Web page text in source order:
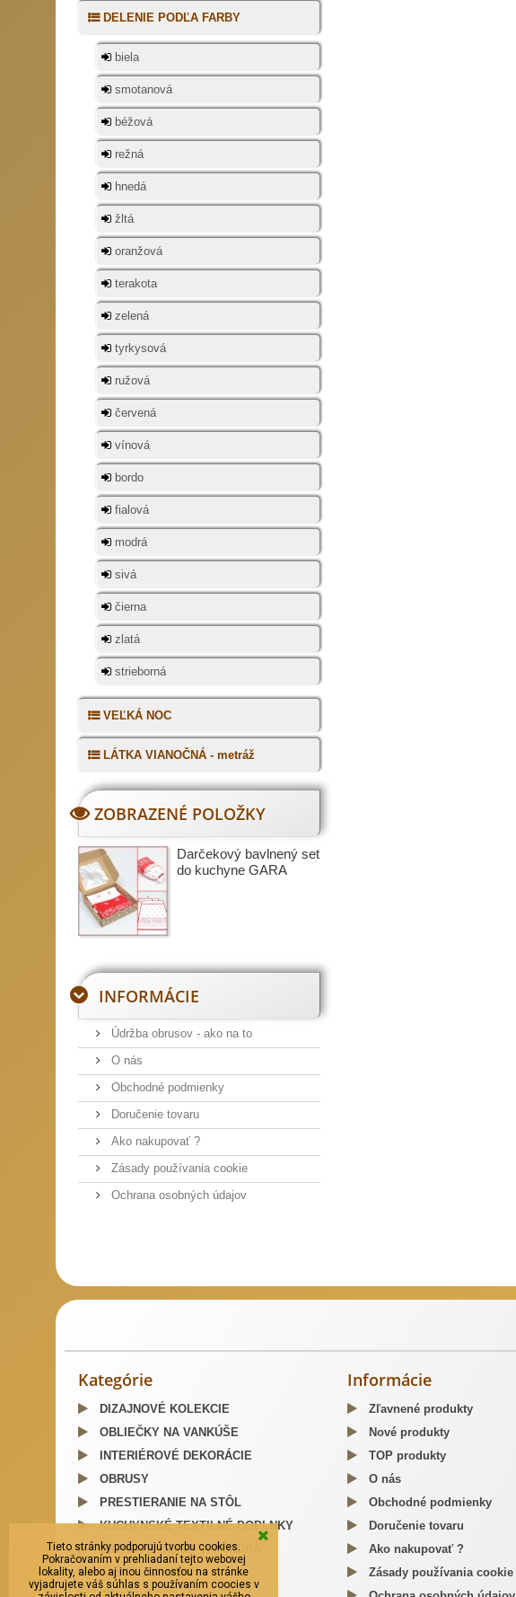
DELENIE PODĽA FARBY
biela
smotanová
béžová
režná
hnedá
žltá
oranžová
terakota
zelená
tyrkysová
ružová
červená
vínová
bordo
fialová
modrá
sivá
čierna
zlatá
strieborná
VEĽKÁ NOC
LÁTKA VIANOČNÁ - metráž
ZOBRAZENÉ POLOŽKY
Darčekový bavlnený set
do kuchyne GARA
INFORMÁCIE
Údržba obrusov - ako na to
O nás
Obchodné podmienky
Doručenie tovaru
Ako nakupovať ?
Zásady používania cookie
Ochrana osobných údajov
Kategórie
DIZAJNOVÉ KOLEKCIE
OBLIEČKY NA VANKÚŠE
INTERIÉROVÉ DEKORÁCIE
OBRUSY
PRESTIERANIE NA STÔL
KUCHYNSKÉ TEXTILNÉ DOPLNKY
LÁTKOVÉ OBALY A PÚZDRA
TAŠKY, BATOHY
Informácie
Zľavnené produkty
Nové produkty
TOP produkty
O nás
Obchodné podmienky
Doručenie tovaru
Ako nakupovať ?
Zásady používania cookie
Tieto stránky podporujú tvorbu cookies.
Pokračovaním v prehliadaní tejto webovej
lokality, alebo aj inou činnosťou na stránke
vyjadrujete váš súhlas s používaním coocies v